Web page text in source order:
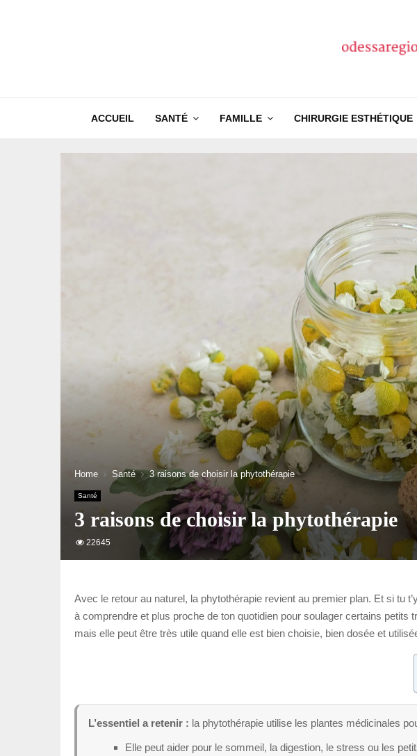
ACCUEIL SANTÉ FAMILLE CHIRURGIE ESTHÉTIQUE
Home Santé 3 raisons de choisir la phytothérapie
Santé
3 raisons de choisir la phytothérapie
22645
Avec le retour au naturel, la phytothérapie revient au premier plan. Et si tu
à comprendre et plus proche de ton quotidien pour soulager certains
mais elle peut être très utile quand elle est bien choisie, bien dosée et
L’essentiel a retenir : la phytothérapie utilise les plantes médicinales
Elle peut aider pour le sommeil, la digestion, le stress ou les